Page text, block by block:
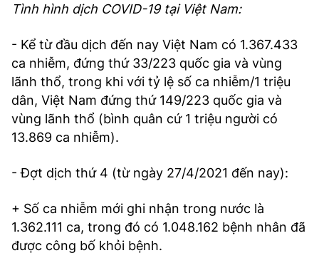
Tình hình dịch COVID-19 tại Việt Nam:
- Kể từ đầu dịch đến nay Việt Nam có 1.367.433
ca nhiễm, đứng thứ 33/223 quốc gia và vùng
lãnh thổ, trong khi với tỷ lệ số ca nhiễm/1 triệu
dân, Việt Nam đứng thứ 149/223 quốc gia và
vùng lãnh thổ (bình quân cứ 1 triệu người có
13.869 ca nhiễm).
- Đợt dịch thứ 4 (từ ngày 27/4/2021 đến nay):
+ Số ca nhiễm mới ghi nhận trong nước là
1.362.111 ca, trong đó có 1.048.162 bệnh nhân đã
được công bố khỏi bệnh.